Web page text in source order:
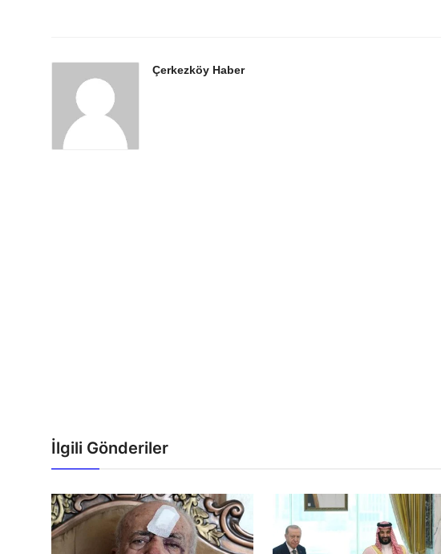
Çerkezköy Haber
İlgili Gönderiler